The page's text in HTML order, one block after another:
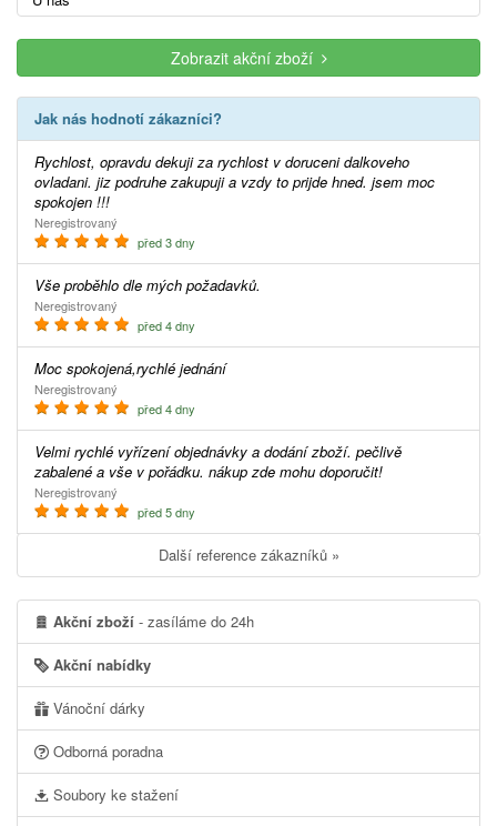
Zobrazit akční zboží
Jak nás hodnotí zákazníci?
Rychlost, opravdu dekuji za rychlost v doruceni dalkoveho
ovladani. jiz podruhe zakupuji a vzdy to prijde hned. jsem moc
spokojen !!!
Neregistrovaný
před 3 dny
Vše proběhlo dle mých požadavků.
Neregistrovaný
před 4 dny
Moc spokojená,rychlé jednání
Neregistrovaný
před 4 dny
Velmi rychlé vyřízení objednávky a dodání zboží. pečlivě
zabalené a vše v pořádku. nákup zde mohu doporučit!
Neregistrovaný
před 5 dny
Další reference zákazníků »
Akční zboží - zasíláme do 24h
Akční nabídky
Vánoční dárky
Odborná poradna
Soubory ke stažení